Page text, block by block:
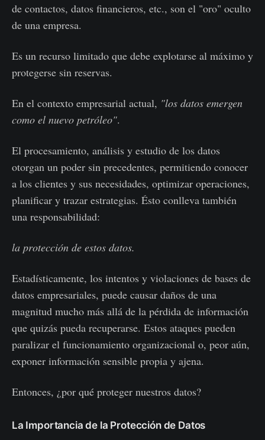
de contactos, datos financieros, etc., son el "oro" oculto
de una empresa.
Es un recurso limitado que debe explotarse al máximo y
protegerse sin reservas.
En el contexto empresarial actual, "los datos emergen
como el nuevo petróleo".
El procesamiento, análisis y estudio de los datos
otorgan un poder sin precedentes, permitiendo conocer
a los clientes y sus necesidades, optimizar operaciones,
planificar y trazar estrategias. Ésto conlleva también
una responsabilidad:
la protección de estos datos.
Estadísticamente, los intentos y violaciones de bases de
datos empresariales, puede causar daños de una
magnitud mucho más allá de la pérdida de información
que quizás pueda recuperarse. Estos ataques pueden
paralizar el funcionamiento organizacional o, peor aún,
exponer información sensible propia y ajena.
Entonces, ¿por qué proteger nuestros datos?
La Importancia de la Protección de Datos